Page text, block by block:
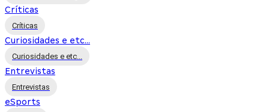
Críticas
Críticas
Curiosidades e etc...
Curiosidades e etc...
Entrevistas
Entrevistas
eSports